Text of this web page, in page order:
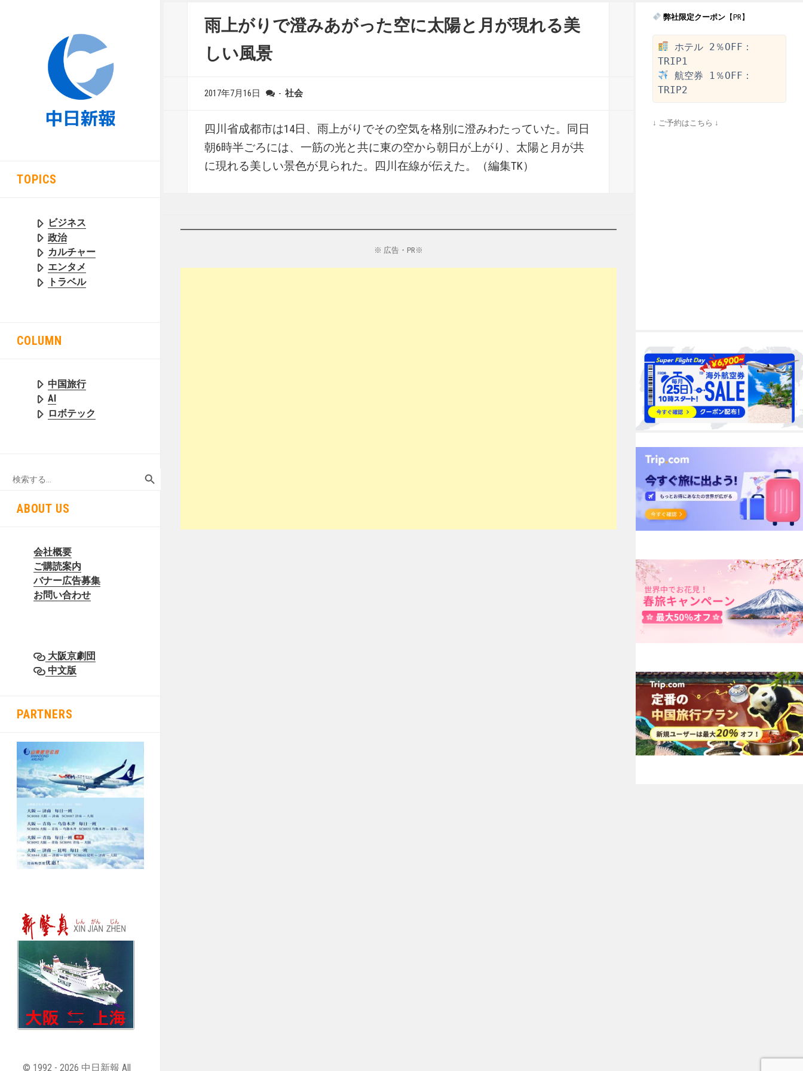
TOPICS
ビジネス
政治
カルチャー
エンタメ
トラベル
COLUMN
中国旅行
AI
ロボテック
Search
ABOUT US
会社概要
ご購読案内
バナー広告募集
お問い合わせ
大阪京劇団
中文版
PARTNERS
© 1992 - 2026 中日新報 All
雨上がりで澄みあがった空に太陽と月が現れる美
しい風景
2017年7月16日 - 社会
四川省成都市は14日、雨上がりでその空気を格別に澄みわたっていた。同日
朝6時半ごろには、一筋の光と共に東の空から朝日が上がり、太陽と月が共
に現れる美しい景色が見られた。四川在線が伝えた。（編集TK）
※ 広告・PR※
弊社限定クーポン【PR】
ホテル 2％OFF：
航空券 1％OFF：
↓ ご予約はこちら ↓